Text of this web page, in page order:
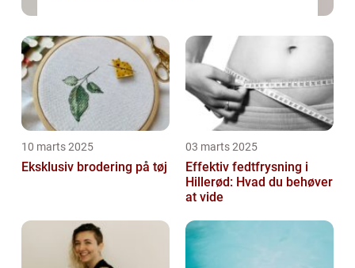
10 marts 2025
Eksklusiv brodering på tøj
03 marts 2025
Effektiv fedtfrysning i
Hillerød: Hvad du behøver
at vide